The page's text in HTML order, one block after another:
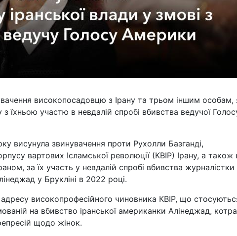
високопосадовцю з Ірану та трьом іншим особам,
їхньою участю в невдалій спробі вбивства ведучої
висунула звинувачення проти Рухолли Базганді,
вартових Ісламської революції (КВІР) Ірану, а
за їх участь у невдалій спробі вбивства журналістки
у Брукліні в 2022 році.
високопрофесійного чиновника КВІР, що
на вбивство іранської американки Алінеджад, котра
щодо жінок.